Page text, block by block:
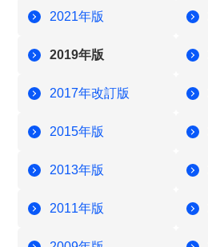
2021年版
2019年版
2017年改訂版
2015年版
2013年版
2011年版